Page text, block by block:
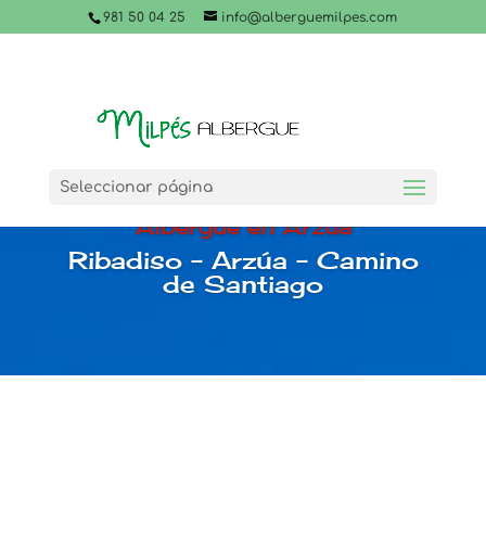
981 50 04 25 info@alberguemilpes.com
Seleccionar página
Albergue en Arzúa
Ribadiso – Arzúa – Camino
de Santiago